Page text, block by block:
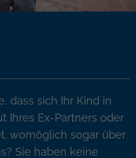
dass sich Ihr Kind in
Ihres Ex-Partners oder
womöglich sogar über
Sie haben keine